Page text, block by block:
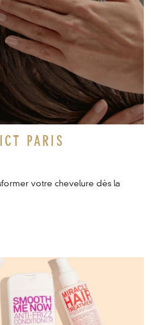
PARIS
votre chevelure dès la